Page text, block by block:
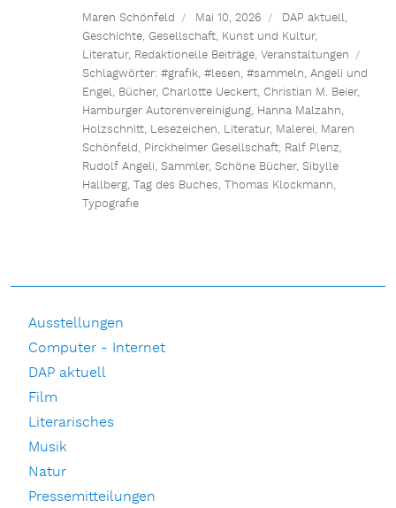
Maren Schönfeld Mai 10, 2026 DAP aktuell,
Geschichte, Gesellschaft, Kunst und Kultur,
Literatur, Redaktionelle Beiträge,Veranstaltungen
Schlagwörter:#grafik,#lesen,#sammeln,Angeli und
Engel, Bücher, Charlotte Ueckert, Christian M. Beier,
Hamburger Autorenvereinigung, Hanna Malzahn,
Holzschnitt, Lesezeichen, Literatur, Malerei, Maren
Schönfeld, Pirckheimer Gesellschaft, Ralf Plenz,
Rudolf Angeli, Sammler, Schöne Bücher, Sibylle
Hallberg,Tag des Buches,Thomas Klockmann,
Typografie
Ausstellungen
Computer - Internet
DAP aktuell
Film
Literarisches
Musik
Natur
Pressemitteilungen